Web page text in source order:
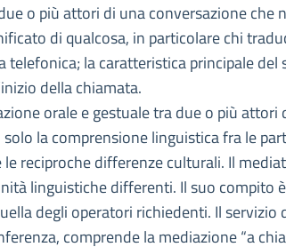
o più attori di una conversazione che
di qualcosa, in particolare chi
la caratteristica principale del
della chiamata.
orale e gestuale tra due o più attori
la comprensione linguistica fra le
reciproche differenze culturali. Il
linguistiche differenti. Il suo compito
degli operatori richiedenti. Il servizio
comprende la mediazione “a